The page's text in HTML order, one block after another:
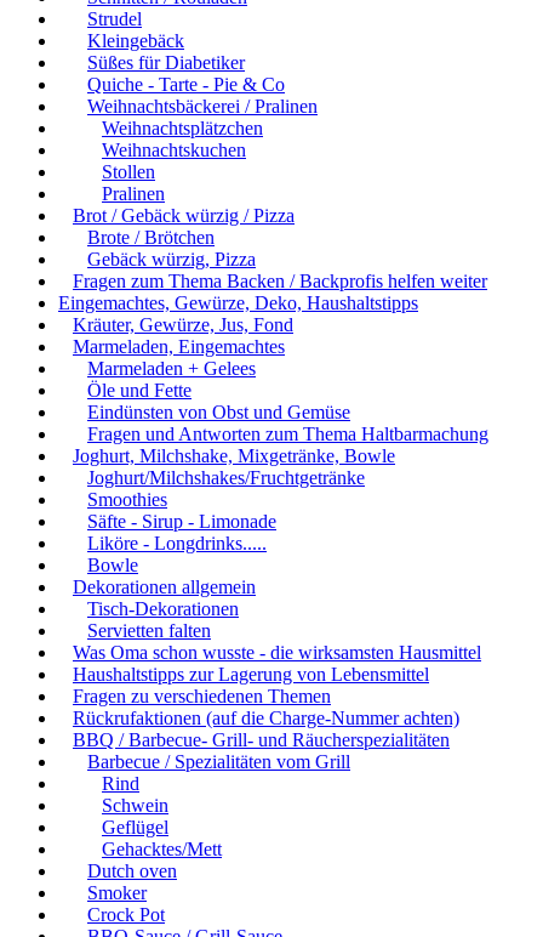
Strudel
Kleingebäck
Süßes für Diabetiker
Quiche - Tarte - Pie & Co
Weihnachtsbäckerei / Pralinen
Weihnachtsplätzchen
Weihnachtskuchen
Stollen
Pralinen
Brot / Gebäck würzig / Pizza
Brote / Brötchen
Gebäck würzig, Pizza
Fragen zum Thema Backen / Backprofis helfen weiter
Eingemachtes, Gewürze, Deko, Haushaltstipps
Kräuter, Gewürze, Jus, Fond
Marmeladen, Eingemachtes
Marmeladen + Gelees
Öle und Fette
Eindünsten von Obst und Gemüse
Fragen und Antworten zum Thema Haltbarmachung
Joghurt, Milchshake, Mixgetränke, Bowle
Joghurt/Milchshakes/Fruchtgetränke
Smoothies
Säfte - Sirup - Limonade
Liköre - Longdrinks.....
Bowle
Dekorationen allgemein
Tisch-Dekorationen
Servietten falten
Was Oma schon wusste - die wirksamsten Hausmittel
Haushaltstipps zur Lagerung von Lebensmittel
Fragen zu verschiedenen Themen
Rückrufaktionen (auf die Charge-Nummer achten)
BBQ / Barbecue- Grill- und Räucherspezialitäten
Barbecue / Spezialitäten vom Grill
Rind
Schwein
Geflügel
Gehacktes/Mett
Dutch oven
Smoker
Crock Pot